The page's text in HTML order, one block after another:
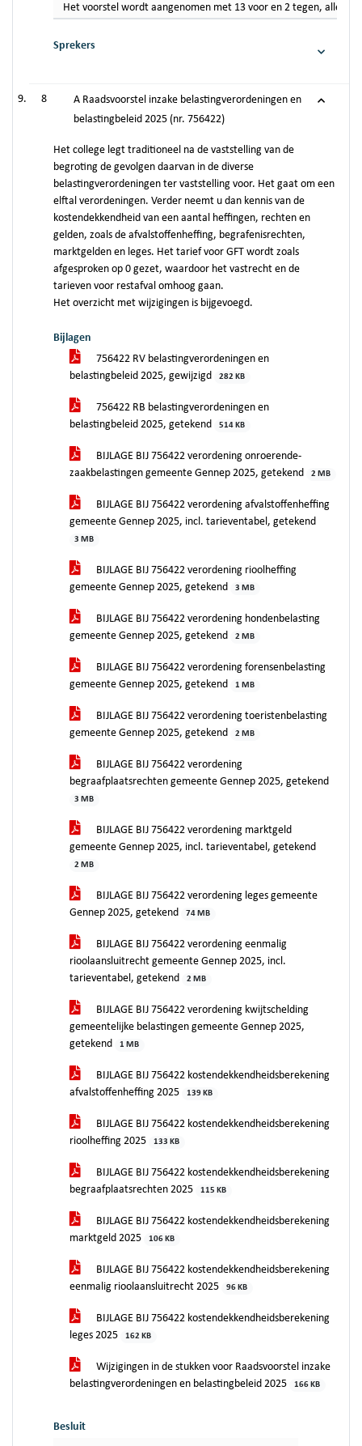
Het voorstel wordt aangenomen met 13 voor en 2 tegen, alleen
Sprekers
8
A Raadsvoorstel inzake belastingverordeningen en
belastingbeleid 2025 (nr. 756422)
Het college legt traditioneel na de vaststelling van de
begroting de gevolgen daarvan in de diverse
belastingverordeningen ter vaststelling voor. Het gaat om een
elftal verordeningen. Verder neemt u dan kennis van de
kostendekkendheid van een aantal heffingen, rechten en
gelden, zoals de afvalstoffenheffing, begrafenisrechten,
marktgelden en leges. Het tarief voor GFT wordt zoals
afgesproken op 0 gezet, waardoor het vastrecht en de
tarieven voor restafval omhoog gaan.
Het overzicht met wijzigingen is bijgevoegd.
Bijlagen
756422 RV belastingverordeningen en
belastingbeleid 2025, gewijzigd
282 KB
756422 RB belastingverordeningen en
belastingbeleid 2025, getekend
514 KB
BIJLAGE BIJ 756422 verordening onroerende-
zaakbelastingen gemeente Gennep 2025, getekend
2 MB
BIJLAGE BIJ 756422 verordening afvalstoffenheffing
gemeente Gennep 2025, incl. tarieventabel, getekend
3 MB
BIJLAGE BIJ 756422 verordening rioolheffing
gemeente Gennep 2025, getekend
3 MB
BIJLAGE BIJ 756422 verordening hondenbelasting
gemeente Gennep 2025, getekend
2 MB
BIJLAGE BIJ 756422 verordening forensenbelasting
gemeente Gennep 2025, getekend
1 MB
BIJLAGE BIJ 756422 verordening toeristenbelasting
gemeente Gennep 2025, getekend
2 MB
BIJLAGE BIJ 756422 verordening
begraafplaatsrechten gemeente Gennep 2025, getekend
3 MB
BIJLAGE BIJ 756422 verordening marktgeld
gemeente Gennep 2025, incl. tarieventabel, getekend
2 MB
BIJLAGE BIJ 756422 verordening leges gemeente
Gennep 2025, getekend
74 MB
BIJLAGE BIJ 756422 verordening eenmalig
rioolaansluitrecht gemeente Gennep 2025, incl.
tarieventabel, getekend
2 MB
BIJLAGE BIJ 756422 verordening kwijtschelding
gemeentelijke belastingen gemeente Gennep 2025,
getekend
1 MB
BIJLAGE BIJ 756422 kostendekkendheidsberekening
afvalstoffenheffing 2025
139 KB
BIJLAGE BIJ 756422 kostendekkendheidsberekening
rioolheffing 2025
133 KB
BIJLAGE BIJ 756422 kostendekkendheidsberekening
begraafplaatsrechten 2025
115 KB
BIJLAGE BIJ 756422 kostendekkendheidsberekening
marktgeld 2025
106 KB
BIJLAGE BIJ 756422 kostendekkendheidsberekening
eenmalig rioolaansluitrecht 2025
96 KB
BIJLAGE BIJ 756422 kostendekkendheidsberekening
leges 2025
162 KB
Wijzigingen in de stukken voor Raadsvoorstel inzake
belastingverordeningen en belastingbeleid 2025
166 KB
Besluit